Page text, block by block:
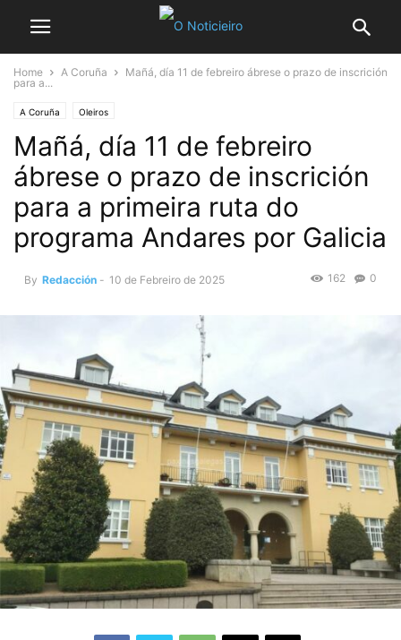
Home A Coruña
Mañá, día 11 de febreiro ábrese o prazo de inscrición
para a...
A Coruña Oleiros
Mañá, día 11 de febreiro
ábrese o prazo de inscrición
para a primeira ruta do
programa Andares por Galicia
By Redacción - 10 de Febreiro de 2025 0
162